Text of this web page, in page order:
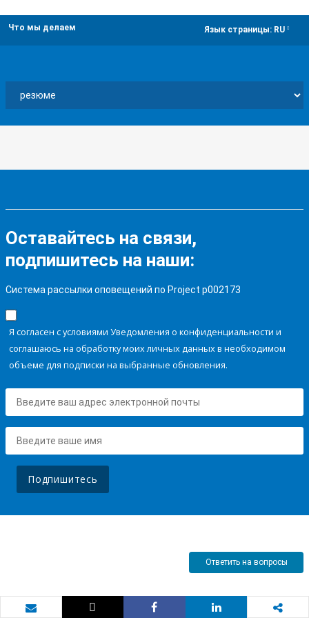
Что мы делаем Язык страницы: RU
Оставайтесь на связи,
подпишитесь на наши:
Система рассылки оповещений по Project p002173
Я согласен с условиями Уведомления о конфиденциальности и
соглашаюсь на обработку моих личных данных в необходимом
объеме для подписки на выбранные обновления.
Подпишитесь
Ответить на вопросы